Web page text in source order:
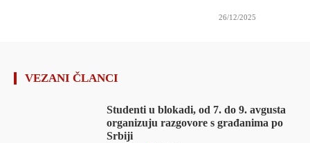
26/12/2025
VEZANI ČLANCI
Studenti u blokadi, od 7. do 9. avgusta
organizuju razgovore s građanima po
Srbiji